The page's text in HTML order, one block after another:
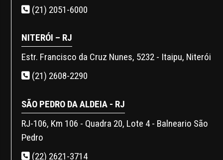
(21) 2051-6000
NITERÓI – RJ
Estr. Francisco da Cruz Nunes, 5232 - Itaipu, Niterói
(21) 2608-2290
SÃO PEDRO DA ALDEIA - RJ
RJ-106, Km 106 - Quadra 20, Lote 4 - Balneario São
Pedro
(22) 2621-3714